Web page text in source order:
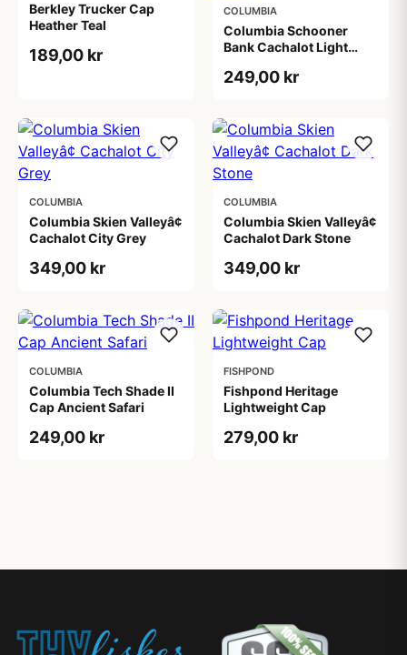
Berkley Trucker Cap
Heather Teal
189,00 kr
COLUMBIA
Columbia Schooner
Bank Cachalot Light
249,00 kr
COLUMBIA
Columbia Skien Valleyâ¢
Cachalot City Grey
349,00 kr
COLUMBIA
Columbia Skien Valleyâ¢
Cachalot Dark Stone
349,00 kr
COLUMBIA
Columbia Tech Shade II
Cap Ancient Safari
249,00 kr
FISHPOND
Fishpond Heritage
Lightweight Cap
279,00 kr